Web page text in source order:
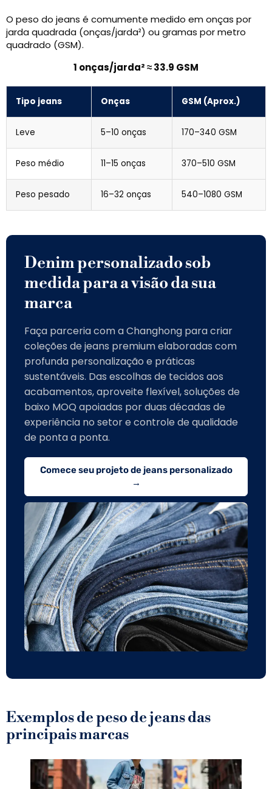
O peso do jeans é comumente medido em onças por
jarda quadrada (onças/jarda²) ou gramas por metro
quadrado (GSM).
1 onças/jarda² ≈ 33.9 GSM
Tipo jeans Onças GSM (Aprox.)
Leve 5–10 onças 170–340 GSM
Peso médio 11–15 onças 370–510 GSM
Peso pesado 16–32 onças 540–1080 GSM
Denim personalizado sob
medida para a visão da sua
marca
Faça parceria com a Changhong para criar
coleções de jeans premium elaboradas com
profunda personalização e práticas
sustentáveis. Das escolhas de tecidos aos
acabamentos, aproveite flexível, soluções de
baixo MOQ apoiadas por duas décadas de
experiência no setor e controle de qualidade
de ponta a ponta.
Comece seu projeto de jeans personalizado
→
Exemplos de peso de jeans das
principais marcas